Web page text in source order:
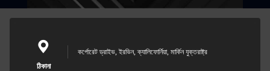
ঠিকানা
কর্পোরেট ড্রাইভ, ইরভিন, ক্যালিফোর্নিয়া, মার্কিন যুক্তরাষ্ট্র